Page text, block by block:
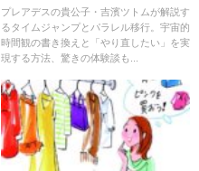
ャーニー（2021年10月号）
プレアデスの貴公子・吉濱ツトムが解説す
るタイムジャンプとパラレル移行。宇宙的
時間観の書き換えと「やり直したい」を実
現する方法、驚きの体験談も...